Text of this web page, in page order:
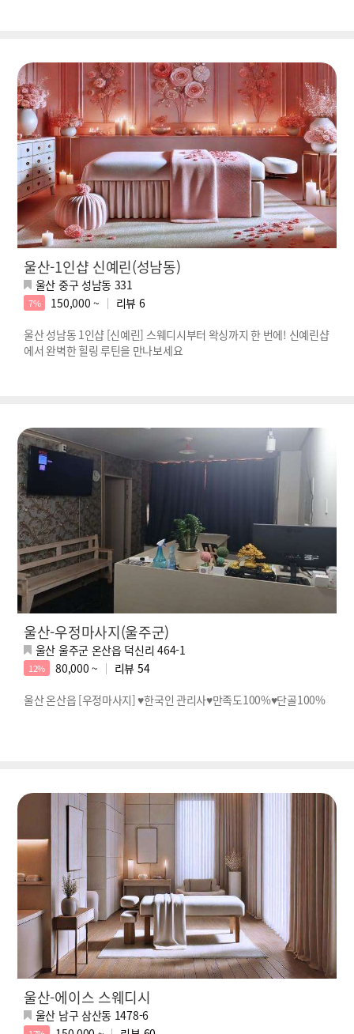
울산-1인샵 신예린(성남동)
울산 중구 성남동 331
7% 150,000 ~ 리뷰 6
울산 성남동 1인샵 [신예린] 스웨디시부터 왁싱까지 한 번에! 신예린샵
에서 완벽한 힐링 루틴을 만나보세요
울산-우정마사지(울주군)
울산 울주군 온산읍 덕신리 464-1
12% 80,000 ~ 리뷰 54
울산 온산읍 [우정마사지] ♥한국인 관리사♥만족도100%♥단골100%
울산-에이스 스웨디시
울산 남구 삼산동 1478-6